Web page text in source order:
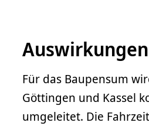
Für das Baupensum
Göttingen und Kassel
umgeleitet. Die